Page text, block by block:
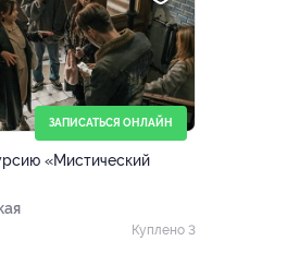
ЗАПИСАТЬСЯ ОНЛАЙН
«Мистический
Куплено 3